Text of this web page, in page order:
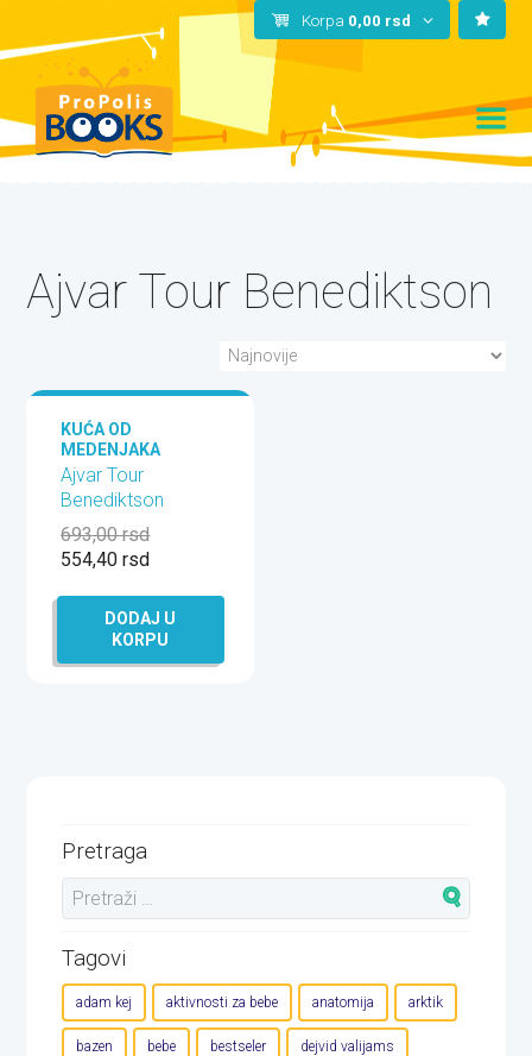
Korpa 0,00 rsd
Ajvar Tour Benediktson
KUĆA OD
MEDENJAKA
Ajvar Tour
Benediktson
693,00rsd
554,40rsd
DODAJ U
KORPU
Pretraga
Tagovi
adam kej aktivnosti za bebe anatomija arktik
bazen bebe bestseler dejvid valijams